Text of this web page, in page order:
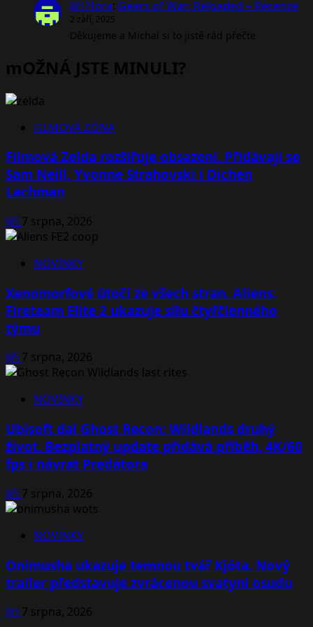
Jiří Hora: Gears of War: Reloaded – Recenze
2 září, 2025
Děkujeme a Michal si to jistě rád přečte
mOŽNÁ JSTE MINULI?
FILMOVÁ ZÓNA
Filmová Zelda rozšiřuje obsazení. Přidávají se
Sam Neill, Yvonne Strahovski i Dichen
Lachman
Jiří7 srpna, 2026
NOVINKY
Xenomorfové útočí ze všech stran. Aliens:
Fireteam Elite 2 ukazuje sílu čtyřčlenného
týmu
Jiří7 srpna, 2026
NOVINKY
Ubisoft dal Ghost Recon: Wildlands druhý
život. Bezplatný update přidává příběh, 4K/60
fps i návrat Predátora
Jiří7 srpna, 2026
NOVINKY
Onimusha ukazuje temnou tvář Kjóta. Nový
trailer představuje zvrácenou svatyni osudu
Jiří7 srpna, 2026